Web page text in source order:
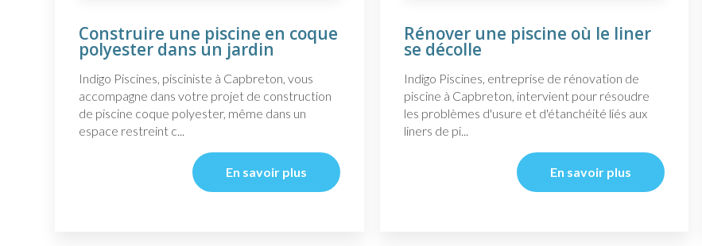
Construire une piscine en coque
polyester dans un jardin
Indigo Piscines, pisciniste à Capbreton, vous
accompagne dans votre projet de construction
de piscine coque polyester, même dans un
espace restreint c...
En savoir plus
Rénover une piscine où le liner
se décolle
Indigo Piscines, entreprise de rénovation de
piscine à Capbreton, intervient pour résoudre
les problèmes d'usure et d'étanchéité liés aux
liners de pi...
En savoir plus